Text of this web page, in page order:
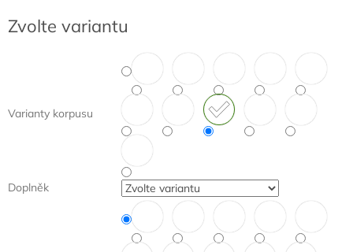
cena:
Zvolte variantu
Varianty korpusu
Doplněk